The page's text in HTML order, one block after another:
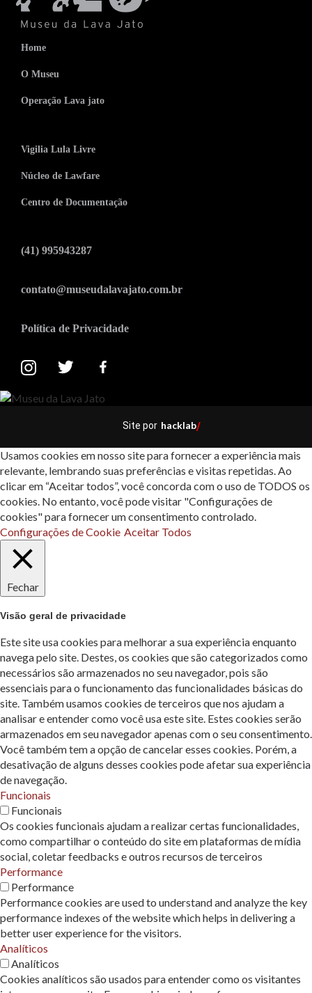
Home
O Museu
Operação Lava jato
Vigilia Lula Livre
Núcleo de Lawfare
Centro de Documentação
(41) 995943287
contato@museudalavajato.com.br
Política de Privacidade
Site por hacklab/
Usamos cookies em nosso site para fornecer a experiência mais
relevante, lembrando suas preferências e visitas repetidas. Ao
clicar em “Aceitar todos”, você concorda com o uso de TODOS os
cookies. No entanto, você pode visitar "Configurações de
cookies" para fornecer um consentimento controlado.
Configurações de Cookie Aceitar Todos
Fechar
Visão geral de privacidade
Este site usa cookies para melhorar a sua experiência enquanto
navega pelo site. Destes, os cookies que são categorizados como
necessários são armazenados no seu navegador, pois são
essenciais para o funcionamento das funcionalidades básicas do
site. Também usamos cookies de terceiros que nos ajudam a
analisar e entender como você usa este site. Estes cookies serão
armazenados em seu navegador apenas com o seu consentimento.
Você também tem a opção de cancelar esses cookies. Porém, a
desativação de alguns desses cookies pode afetar sua experiência
de navegação.
Funcionais
Funcionais
Os cookies funcionais ajudam a realizar certas funcionalidades,
como compartilhar o conteúdo do site em plataformas de mídia
social, coletar feedbacks e outros recursos de terceiros
Performance
Performance
Performance cookies are used to understand and analyze the key
performance indexes of the website which helps in delivering a
better user experience for the visitors.
Analíticos
Analíticos
Cookies analíticos são usados ​​para entender como os visitantes